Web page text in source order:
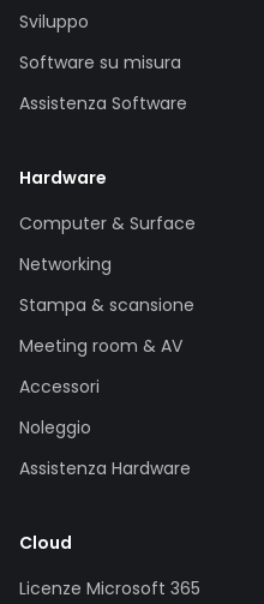
Sviluppo
Software su misura
Assistenza Software
Hardware
Computer & Surface
Networking
Stampa & scansione
Meeting room & AV
Accessori
Noleggio
Assistenza Hardware
Cloud
Licenze Microsoft 365